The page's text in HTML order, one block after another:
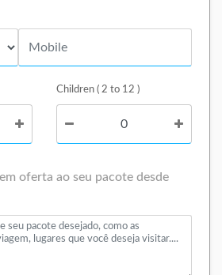
Children ( 2 to 12 )
oferta ao seu pacote desde